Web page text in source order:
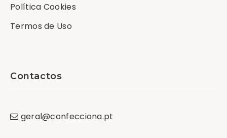
Política Cookies
Termos de Uso
Contactos
geral@confecciona.pt